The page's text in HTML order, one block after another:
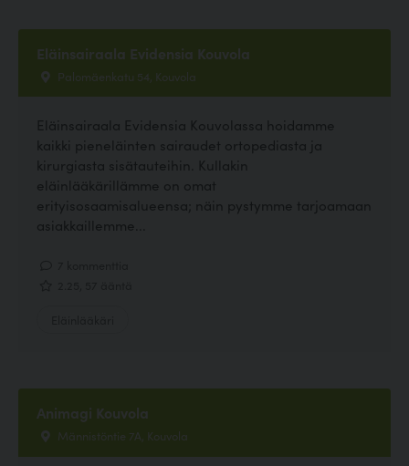
Eläinsairaala Evidensia Kouvola
Palomäenkatu 54, Kouvola
Eläinsairaala Evidensia Kouvolassa hoidamme
kaikki pieneläinten sairaudet ortopediasta ja
kirurgiasta sisätauteihin. Kullakin
eläinlääkärillämme on omat
erityisosaamisalueensa; näin pystymme tarjoamaan
asiakkaillemme...
Animagi Kouvola
Männistöntie 7A, Kouvola